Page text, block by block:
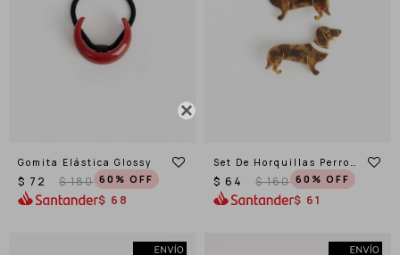

Gomita Elástica Glossy
$ 72 $ 180 60
$ 68
Set De Horquillas Perro
Salchicha
$ 64 $ 160 60
$ 61